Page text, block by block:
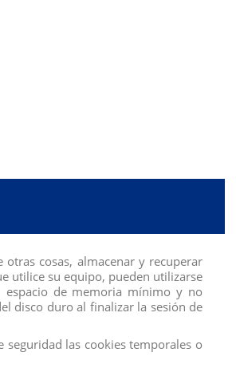
Calificación
cosas, almacenar y recuperar
utilice su equipo, pueden utilizarse
espacio de memoria mínimo y no
disco duro al finalizar la sesión de
las cookies temporales o